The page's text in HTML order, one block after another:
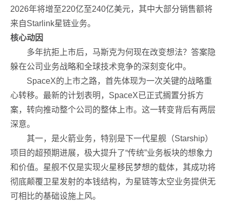
2026年将增至220亿至240亿美元，其中大部分销售额将
来自Starlink星链业务。
核心动因
多年抗拒上市后，马斯克为何现在改变想法？答案隐
躲在公司业务战略和全球技术竞争的深刻变化中。
SpaceX的上市之路，首先体现为一次关键的战略重
心转移。最新的计划表明，SpaceX已正式搁置分拆方
案，转向推动整个公司的整体上市。这一转变背后有两层
深意。
其一，是火箭业务，特别是下一代星舰（Starship）
项目的超预期进展，极大提升了“传统”业务板块的想象力
和价值。星舰不仅是实现火星移民梦想的载体，其成功将
彻底颠覆卫星发射的本钱结构，为星链等太空业务提供无
可相比的基础设施上风。